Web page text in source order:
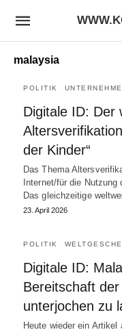
malaysia
POLITIK
Digitale ID: Der
der Kinder“
Das Thema
Internet/für die
Das gleichzeitige
23. April 2026
POLITIK
Digitale ID:
Bereitschaft
unterjochen zu
Heute wieder ein